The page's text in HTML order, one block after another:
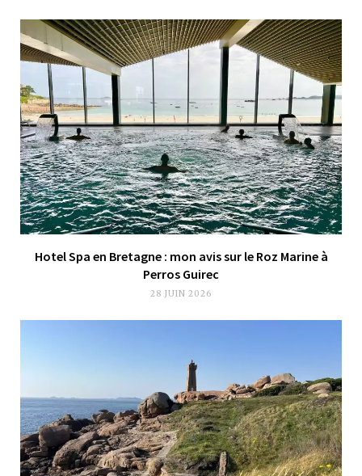
Hotel Spa en Bretagne : mon avis sur le Roz Marine à
Perros Guirec
28 JUIN 2026